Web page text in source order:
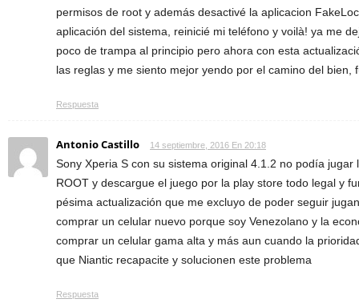
permisos de root y además desactivé la aplicacion
aplicación del sistema, reinicié mi teléfono y voilà! ya me
poco de trampa al principio pero ahora con esta
las reglas y me siento mejor yendo por el camino del bien,
Respuesta
Antonio Castillo 14 septiembre, 2016 En 20:18
Sony Xperia S con su sistema original 4.1.2 no podía jugar
ROOT y descargue el juego por la play store todo legal y
pésima actualización que me excluyo de poder seguir
comprar un celular nuevo porque soy Venezolano y la
comprar un celular gama alta y más aun cuando la
que Niantic recapacite y solucionen este problema
Respuesta